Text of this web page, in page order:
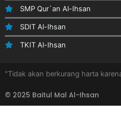
SMP Qur`an Al-Ihsan
SDIT Al-Ihsan
TKIT Al-Ihsan
"Tidak akan berkurang harta
© 2025 Baitul Mal Al-Ihsan